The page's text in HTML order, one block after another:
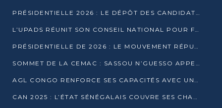
PRÉSIDENTIELLE 2026 : LE DÉPÔT DES CANDIDATURES OUVERT DU 29 JANVIER AU 12 FÉVRIER
L’UPADS RÉUNIT SON CONSEIL NATIONAL POUR FIXER SA LIGNE POLITIQUE À DEUX MOIS DE LA PRÉSIDENTIELLE
PRÉSIDENTIELLE DE 2026 : LE MOUVEMENT RÉPUBLICAIN DÉNONCE UNE CONVOCATION ÉLECTORALE « OPAQUE ET PRÉCIPITÉE »
SOMMET DE LA CEMAC : SASSOU N’GUESSO APPELLE À LA VIGILANCE FACE AUX RISQUES ÉCONOMIQUES
AGL CONGO RENFORCE SES CAPACITÉS AVEC UNE GRUE DE 250 TONNES
CAN 2025 : L’ÉTAT SÉNÉGALAIS COUVRE SES CHAMPIONS D’AFRIQUE DE RÉCOMPENSES EXCEPTIONNELLES